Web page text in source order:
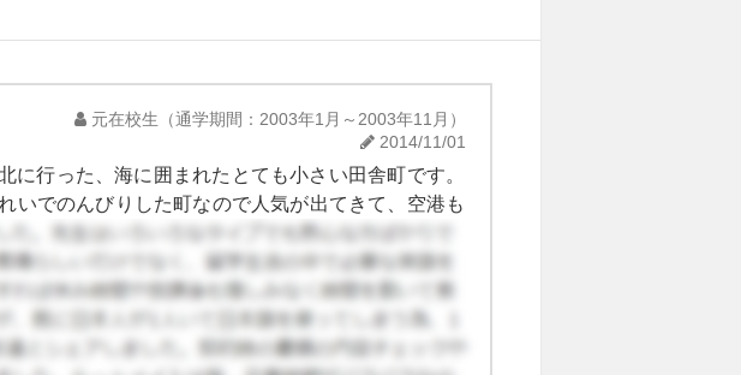
元在校生 （通学期間：2003年1月～2003年11月）
2014/11/01
に行った、海に囲まれたとても小さい田舎町です。
いでのんびりした町なので人気が出てきて、空港も
。 とても小さな町なので顔がすぐに広がります。当
か程度でしたので、誰とでもすぐに仲良くなれま
きた方が多いので、みんなとても寛大で親切でし
てもらえればいいと思います。現地に来る人には親
切にしてくれます。 そんな小さな町ですので治安も